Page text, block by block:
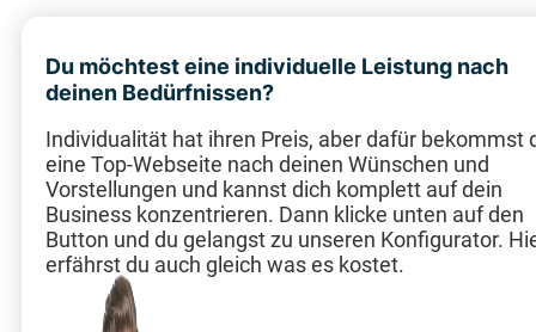
Du möchtest eine individuelle Leistung nach
deinen Bedürfnissen?
Individualität hat ihren Preis, aber dafür bekommst
eine Top-Webseite nach deinen Wünschen und
Vorstellungen und kannst dich komplett auf dein
Business konzentrieren. Dann klicke unten auf den
Button und du gelangst zu unseren Konfigurator.
erfährst du auch gleich was es kostet.